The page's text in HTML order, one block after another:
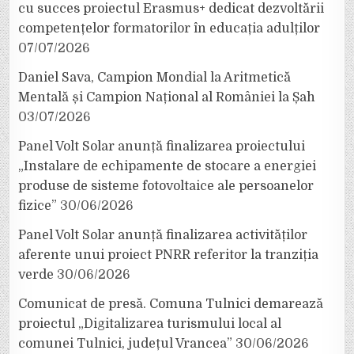
cu succes proiectul Erasmus+ dedicat dezvoltării
competențelor formatorilor în educația adulților
07/07/2026
Daniel Sava, Campion Mondial la Aritmetică
Mentală și Campion Național al României la Șah
03/07/2026
Panel Volt Solar anunță finalizarea proiectului
„Instalare de echipamente de stocare a energiei
produse de sisteme fotovoltaice ale persoanelor
fizice” 30/06/2026
Panel Volt Solar anunță finalizarea activităților
aferente unui proiect PNRR referitor la tranziția
verde 30/06/2026
Comunicat de presă. Comuna Tulnici demarează
proiectul „Digitalizarea turismului local al
comunei Tulnici, județul Vrancea” 30/06/2026